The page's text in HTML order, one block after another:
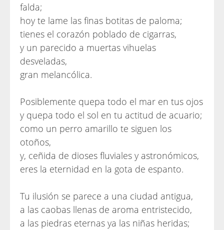
falda;
hoy te lame las finas botitas de paloma;
tienes el corazón poblado de cigarras,
y un parecido a muertas vihuelas
desveladas,
gran melancólica.
Posiblemente quepa todo el mar en tus ojos
y quepa todo el sol en tu actitud de acuario;
como un perro amarillo te siguen los
otoños,
y, ceñida de dioses fluviales y astronómicos,
eres la eternidad en la gota de espanto.
Tu ilusión se parece a una ciudad antigua,
a las caobas llenas de aroma entristecido,
a las piedras eternas ya las niñas heridas;